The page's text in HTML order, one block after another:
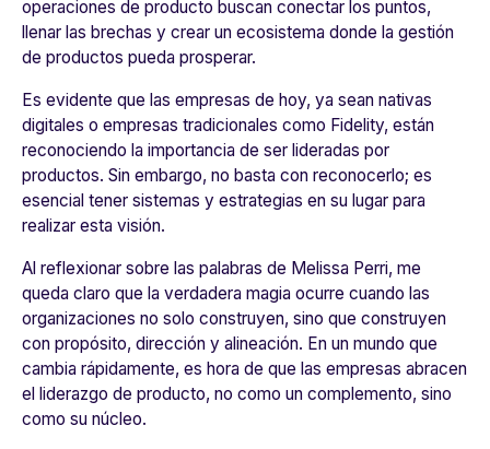
operaciones de producto buscan conectar los puntos,
llenar las brechas y crear un ecosistema donde la gestión
de productos pueda prosperar.
Es evidente que las empresas de hoy, ya sean nativas
digitales o empresas tradicionales como Fidelity, están
reconociendo la importancia de ser lideradas por
productos. Sin embargo, no basta con reconocerlo; es
esencial tener sistemas y estrategias en su lugar para
realizar esta visión.
Al reflexionar sobre las palabras de Melissa Perri, me
queda claro que la verdadera magia ocurre cuando las
organizaciones no solo construyen, sino que construyen
con propósito, dirección y alineación. En un mundo que
cambia rápidamente, es hora de que las empresas abracen
el liderazgo de producto, no como un complemento, sino
como su núcleo.